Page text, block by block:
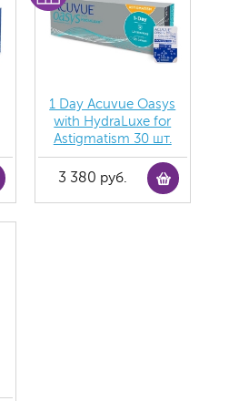
1 Day Acuvue Oasys
with HydraLuxe for
Аstigmatism 30 шт.
3 380 руб.